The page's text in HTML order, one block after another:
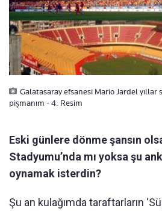
Galatasaray efsanesi Mario Jardel yıllar
pişmanım - 4. Resim
Eski günlere dönme şansın
Stadyumu’nda mı yoksa şu
oynamak isterdin?
Şu an kulağımda taraftarların